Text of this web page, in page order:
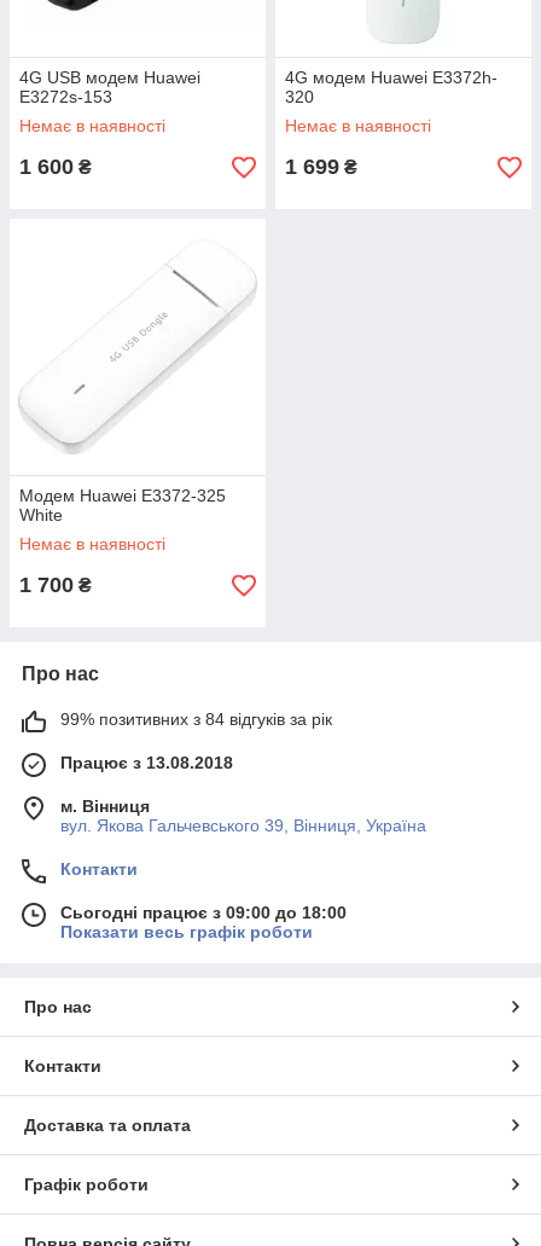
4G USB модем Huawei
E3272s-153
Немає в наявності
1 600 ₴
4G модем Huawei E3372h-
320
Немає в наявності
1 699 ₴
Модем Huawei E3372-325
White
Немає в наявності
1 700 ₴
Про нас
99% позитивних з 84 відгуків за рік
Працює з 13.08.2018
м. Вінниця
вул. Якова Гальчевського 39, Вінниця, Україна
Контакти
Сьогодні працює з 09:00 до 18:00
Показати весь графік роботи
Про нас
Контакти
Доставка та оплата
Графік роботи